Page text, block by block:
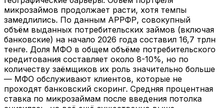
микрозаймов продолжает расти, хотя темпы
замедлились. По данным АРРФР, совокупный
объём выданных потребительских займов (включая
банковские) на начало 2026 года составил 16,7 трлн
тенге. Доля МФО в общем объёме потребительского
кредитования составляет около 8-10%, но по
количеству заёмщиков их роль значительно больше
— МФО обслуживают клиентов, которые не
проходят банковский скоринг. Средняя процентная
ставка по микрозаймам после введения потолка